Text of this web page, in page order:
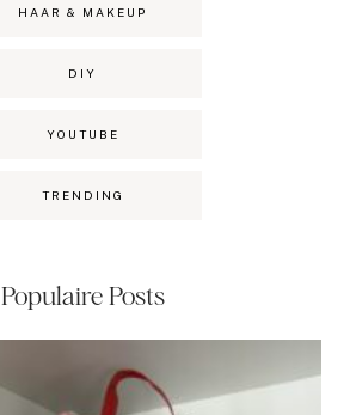
HAAR & MAKEUP
DIY
YOUTUBE
TRENDING
Populaire Posts